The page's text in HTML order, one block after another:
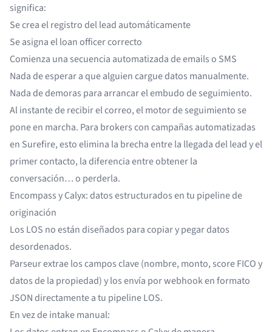
significa:
Se crea el registro del lead automáticamente
Se asigna el loan officer correcto
Comienza una secuencia automatizada de emails o SMS
Nada de esperar a que alguien cargue datos manualmente.
Nada de demoras para arrancar el embudo de seguimiento.
Al instante de recibir el correo, el motor de seguimiento se
pone en marcha. Para brokers con campañas automatizadas
en Surefire, esto elimina la brecha entre la llegada del lead y el
primer contacto, la diferencia entre obtener la
conversación… o perderla.
Encompass y Calyx: datos estructurados en tu pipeline de
originación
Los LOS no están diseñados para copiar y pegar datos
desordenados.
Parseur extrae los campos clave (nombre, monto, score FICO y
datos de la propiedad) y los envía por webhook en formato
JSON directamente a tu pipeline LOS.
En vez de intake manual: